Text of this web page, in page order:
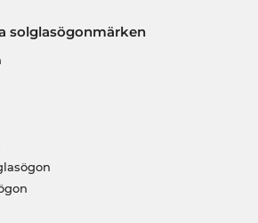
solglasögonmärken